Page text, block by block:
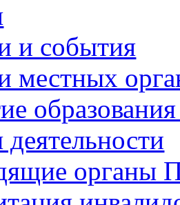
и события
местных
органы